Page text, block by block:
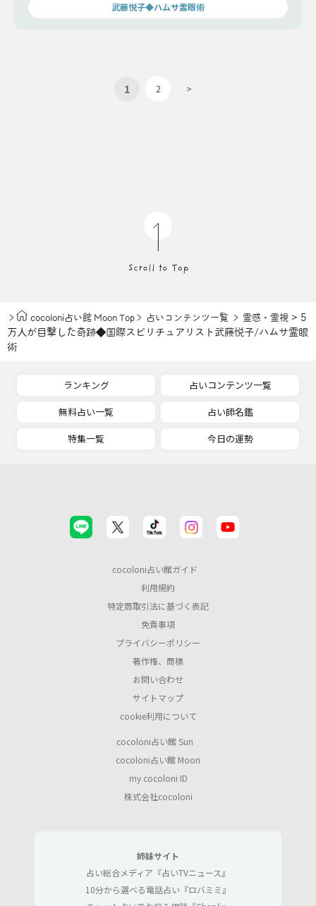
武藤悦子◆ハムサ霊眼術
1 2 >
cocoloni占い館 Moon Top 占いコンテンツ一覧 霊感・霊視 > 5
万人が目撃した奇跡◆国際スピリチュアリスト武藤悦子/ハムサ霊眼
術
ランキング
占いコンテンツ一覧
無料占い一覧
占い師名鑑
特集一覧
今日の運勢
cocoloni占い館ガイド
利用規約
特定商取引法に基づく表記
免責事項
プライバシーポリシー
著作権、商標
お問い合わせ
サイトマップ
cookie利用について
cocoloni占い館 Sun
cocoloni占い館 Moon
my cocoloni ID
株式会社cocoloni
姉妹サイト
占い総合メディア『占いTVニュース』
10分から選べる電話占い『ロバミミ』